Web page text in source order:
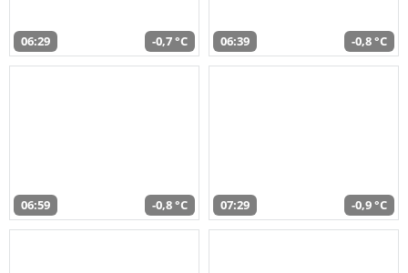
06:29 -0,7 °C 06:39 -0,8 °C
06:59 -0,8 °C 07:29 -0,9 °C